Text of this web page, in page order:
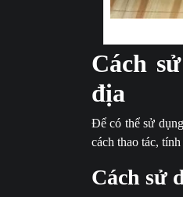
Cách
địa
Để có thể sử
cách thao tác,
Cách sử